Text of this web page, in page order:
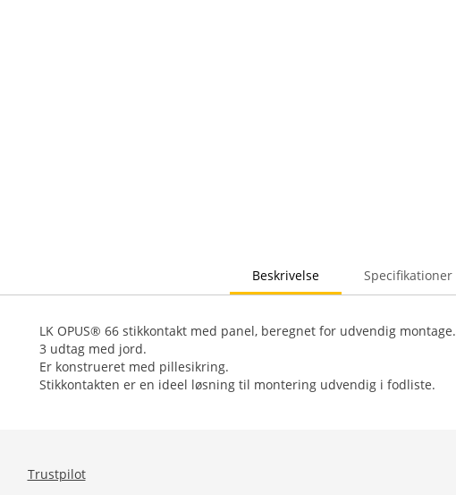
Beskrivelse Specifikationer
LK OPUS® 66 stikkontakt med panel, beregnet for udvendig montage.
3 udtag med jord.
Er konstrueret med pillesikring.
Stikkontakten er en ideel løsning til montering udvendig i fodliste.
Trustpilot